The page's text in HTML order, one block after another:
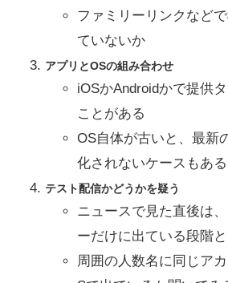
ファミリーリンクなど
ていないか
アプリとOSの組み合わせ
iOSかAndroidかで提供
ことがある
OS自体が古いと、最新
化されないケースもある
テスト配信かどうかを疑う
ニュースで見た直後は
ーだけに出ている段階
周囲の人数名に同じア